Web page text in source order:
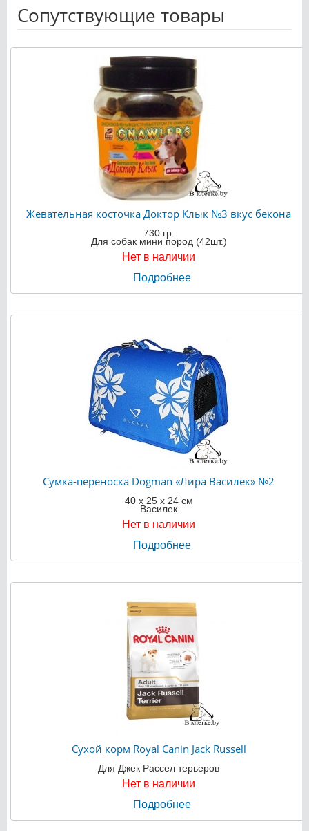
Сопутствующие товары
Жевательная косточка Доктор Клык №3 вкус бекона
730 гр.
Для собак мини пород (42шт.)
Нет в наличии
Подробнее
Сумка-переноска Dogman «Лира Василек» №2
40 х 25 х 24 см
Василек
Нет в наличии
Подробнее
Сухой корм Royal Canin Jack Russell
Для Джек Рассел терьеров
Нет в наличии
Подробнее